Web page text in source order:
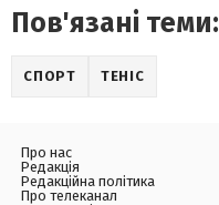
Пов'язані теми:
СПОРТ ТЕНІС
Про нас
Редакція
Редакційна політика
Про телеканал